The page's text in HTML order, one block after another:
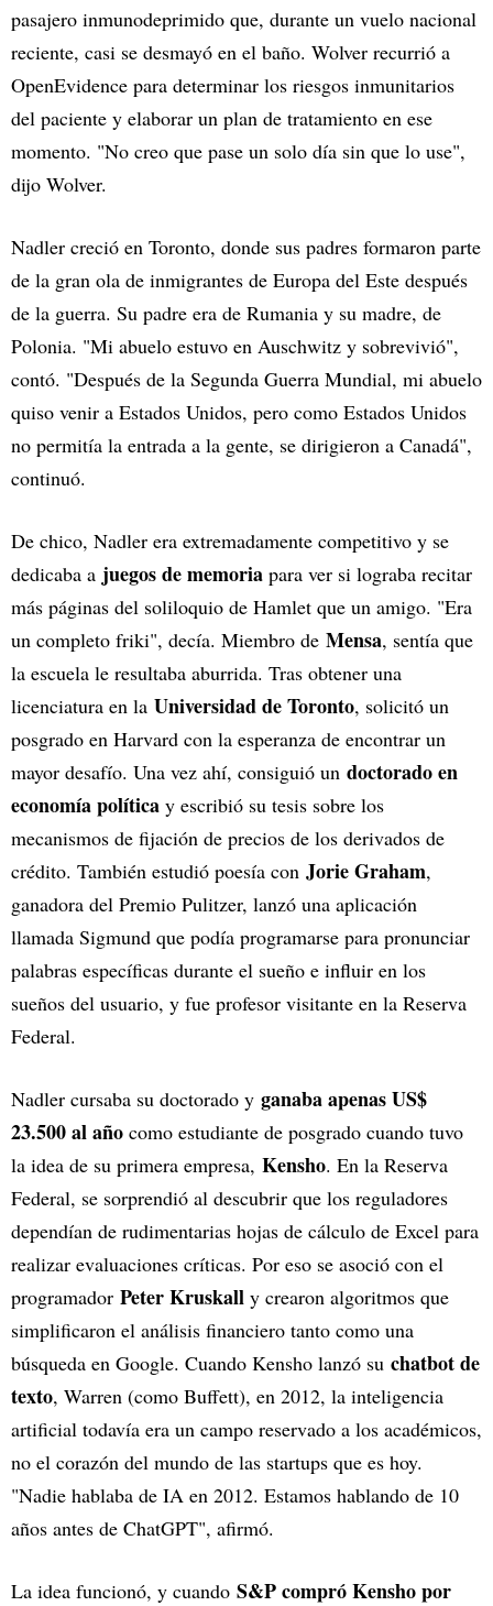
pasajero inmunodeprimido que, durante un vuelo nacional
reciente, casi se desmayó en el baño. Wolver recurrió a
OpenEvidence para determinar los riesgos inmunitarios
del paciente y elaborar un plan de tratamiento en ese
momento. "No creo que pase un solo día sin que lo use",
dijo Wolver.
Nadler creció en Toronto, donde sus padres formaron parte
de la gran ola de inmigrantes de Europa del Este después
de la guerra. Su padre era de Rumania y su madre, de
Polonia. "Mi abuelo estuvo en Auschwitz y sobrevivió",
contó. "Después de la Segunda Guerra Mundial, mi abuelo
quiso venir a Estados Unidos, pero como Estados Unidos
no permitía la entrada a la gente, se dirigieron a Canadá",
continuó.
De chico, Nadler era extremadamente competitivo y se
dedicaba a juegos de memoria para ver si lograba recitar
más páginas del soliloquio de Hamlet que un amigo. "Era
un completo friki", decía. Miembro de Mensa, sentía que
la escuela le resultaba aburrida. Tras obtener una
licenciatura en la Universidad de Toronto, solicitó un
posgrado en Harvard con la esperanza de encontrar un
mayor desafío. Una vez ahí, consiguió un doctorado en
economía política y escribió su tesis sobre los
mecanismos de fijación de precios de los derivados de
crédito. También estudió poesía con Jorie Graham,
ganadora del Premio Pulitzer, lanzó una aplicación
llamada Sigmund que podía programarse para pronunciar
palabras específicas durante el sueño e influir en los
sueños del usuario, y fue profesor visitante en la Reserva
Federal.
Nadler cursaba su doctorado y ganaba apenas US$
23.500 al año como estudiante de posgrado cuando tuvo
la idea de su primera empresa, Kensho. En la Reserva
Federal, se sorprendió al descubrir que los reguladores
dependían de rudimentarias hojas de cálculo de Excel para
realizar evaluaciones críticas. Por eso se asoció con el
programador Peter Kruskall y crearon algoritmos que
simplificaron el análisis financiero tanto como una
búsqueda en Google. Cuando Kensho lanzó su chatbot de
texto, Warren (como Buffett), en 2012, la inteligencia
artificial todavía era un campo reservado a los académicos,
no el corazón del mundo de las startups que es hoy.
"Nadie hablaba de IA en 2012. Estamos hablando de 10
años antes de ChatGPT", afirmó.
La idea funcionó, y cuando S&P compró Kensho por